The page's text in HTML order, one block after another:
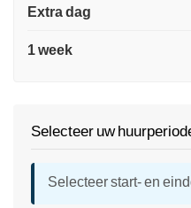
Extra dag
1 week
Selecteer uw
Selecteer start- en